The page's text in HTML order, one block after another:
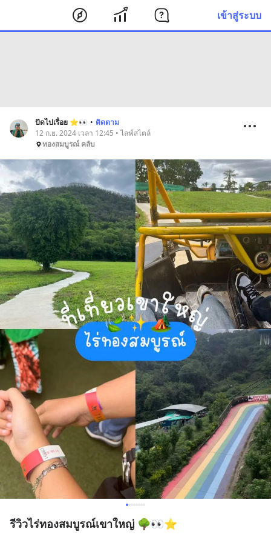
เข้าสู่ระบบ
ปัดไปเรื่อย ⭐️👀 • ติดตาม
12 ก.ย. 2024 เวลา 12:45 • ไลฟ์สไตล์
ทองสมบูรณ์ คลับ
รีวิวไร่ทองสมบูรณ์เขาใหญ่ 🌳👀⭐️